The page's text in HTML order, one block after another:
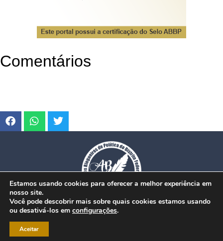
Comentários
© Copyright 2026. www.dfmobilidade.com.br - Todos os direitos reservados.
Estamos usando cookies para oferecer a melhor experiência em
nosso site.
Você pode descobrir mais sobre quais cookies estamos usando
ou desativá-los em configurações.
Aceitar